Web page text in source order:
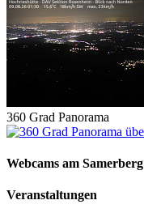
360 Grad Panorama
Webcams am Samerberg
Veranstaltungen